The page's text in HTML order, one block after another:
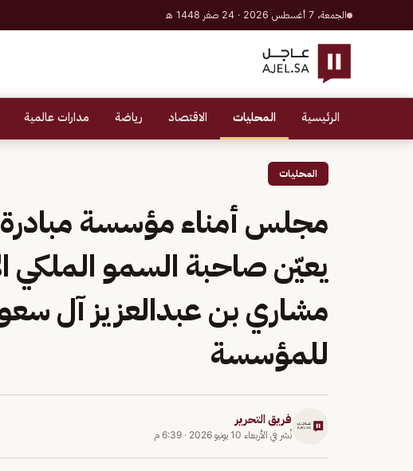
الجمعة، 7 أغسطس 2026 · 24 صفر 1448 هـ
الرئيسية المحليات الاقتصاد رياضة مدارات عالمية
المحليات
مجلس أمناء مؤسسة مبادرة
يعيّن صاحبة السمو الملكي
مشاري بن عبدالعزيز آل
للمؤسسة
فريق التحرير
نُشر في الأربعاء 10 يونيو 2026 · 6:39 م